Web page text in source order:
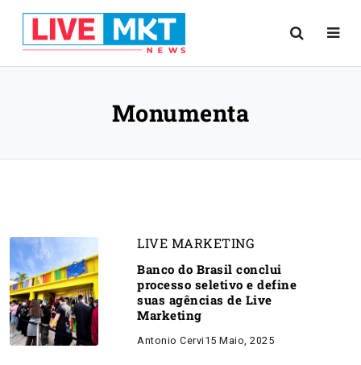
Monumenta
LIVE MARKETING
Banco do Brasil conclui
processo seletivo e define
suas agências de Live
Marketing
Antonio Cervi 15 Maio, 2025